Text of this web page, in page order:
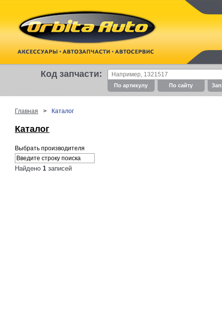
Код запчасти:
По артикулу По cайту
Главная > Каталог
Каталог
Выбрать производителя
Найдено 1 записей